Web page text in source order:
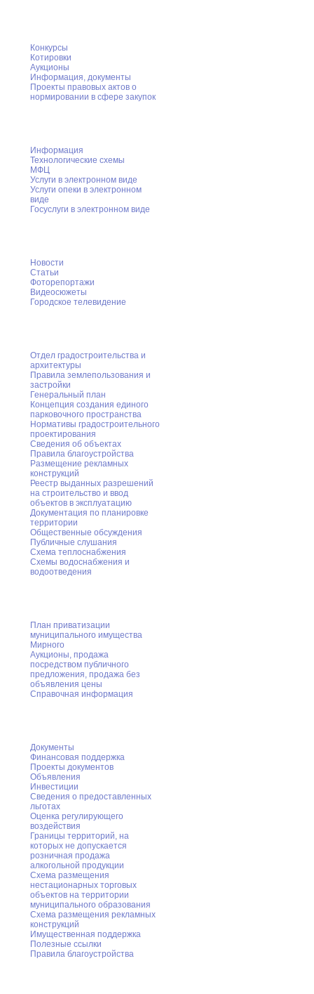
Конкурсы
Котировки
Аукционы
Информация, документы
Проекты правовых актов о
нормировании в сфере закупок
Информация
Технологические схемы
МФЦ
Услуги в электронном виде
Услуги опеки в электронном
виде
Госуслуги в электронном виде
Новости
Статьи
Фоторепортажи
Видеосюжеты
Городское телевидение
Отдел градостроительства и
архитектуры
Правила землепользования и
застройки
Генеральный план
Концепция создания единого
парковочного пространства
Нормативы градостроительного
проектирования
Сведения об объектах
Правила благоустройства
Размещение рекламных
конструкций
Реестр выданных разрешений
на строительство и ввод
объектов в эксплуатацию
Документация по планировке
территории
Общественные обсуждения
Публичные слушания
Схема теплоснабжения
Схемы водоснабжения и
водоотведения
План приватизации
муниципального имущества
Мирного
Аукционы, продажа
посредством публичного
предложения, продажа без
объявления цены
Справочная информация
Документы
Финансовая поддержка
Проекты документов
Объявления
Инвестиции
Сведения о предоставленных
льготах
Оценка регулирующего
воздействия
Границы территорий, на
которых не допускается
розничная продажа
алкогольной продукции
Схема размещения
нестационарных торговых
объектов на территории
муниципального образования
Схема размещения рекламных
конструкций
Имущественная поддержка
Полезные ссылки
Правила благоустройства